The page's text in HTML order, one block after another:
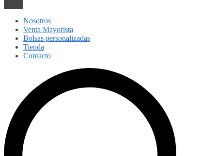
Nosotros
Venta Mayorista
Bolsas personalizadas
Tienda
Contacto